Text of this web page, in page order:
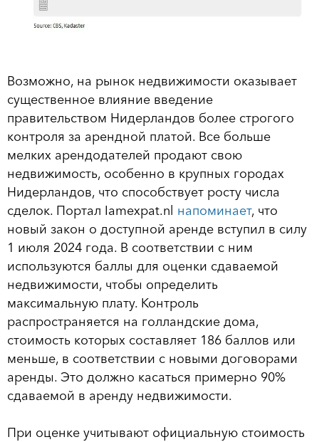
Возможно, на рынок недвижимости оказывает
существенное влияние введение
правительством Нидерландов более строгого
контроля за арендной платой. Все больше
мелких арендодателей продают свою
недвижимость, особенно в крупных городах
Нидерландов, что способствует росту числа
сделок. Портал Iamexpat.nl напоминает, что
новый закон о доступной аренде вступил в силу
1 июля 2024 года. В соответствии с ним
используются баллы для оценки сдаваемой
недвижимости, чтобы определить
максимальную плату. Контроль
распространяется на голландские дома,
стоимость которых составляет 186 баллов или
меньше, в соответствии с новыми договорами
аренды. Это должно касаться примерно 90%
сдаваемой в аренду недвижимости.
При оценке учитывают официальную стоимость